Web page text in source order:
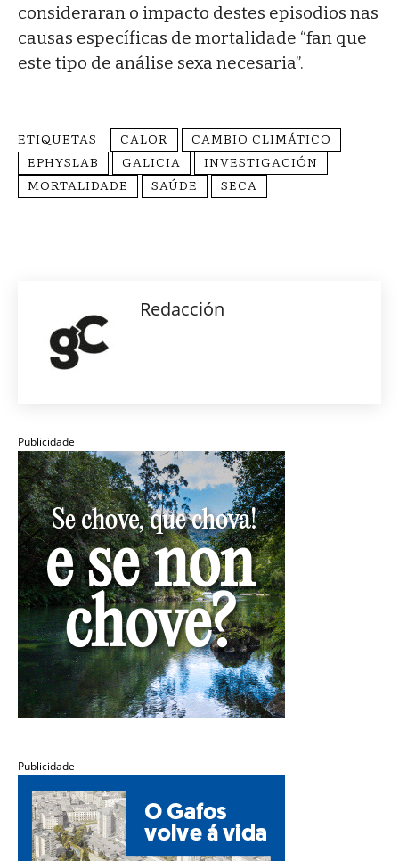
consideraran o impacto destes episodios nas
causas específicas de mortalidade “fan que
este tipo de análise sexa necesaria”.
ETIQUETAS CALOR
CAMBIO CLIMÁTICO
EPHYSLAB
GALICIA
INVESTIGACIÓN
MORTALIDADE
SAÚDE SECA
Redacción
Publicidade
Publicidade